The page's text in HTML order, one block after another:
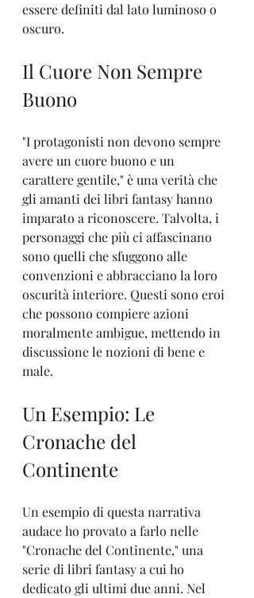
essere definiti dal lato luminoso o
oscuro.
Il Cuore Non Sempre
Buono
"I protagonisti non devono sempre
avere un cuore buono e un
carattere gentile," è una verità che
gli amanti dei libri fantasy hanno
imparato a riconoscere. Talvolta, i
personaggi che più ci affascinano
sono quelli che sfuggono alle
convenzioni e abbracciano la loro
oscurità interiore. Questi sono eroi
che possono compiere azioni
moralmente ambigue, mettendo in
discussione le nozioni di bene e
male.
Un Esempio: Le
Cronache del
Continente
Un esempio di questa narrativa
audace ho provato a farlo nelle
"Cronache del Continente," una
serie di libri fantasy a cui ho
dedicato gli ultimi due anni. Nel